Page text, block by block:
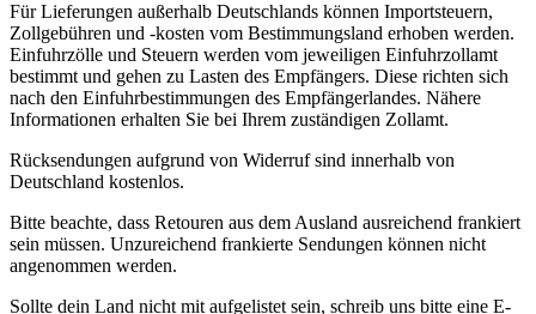
Für Lieferungen außerhalb Deutschlands können Importsteuern,
Zollgebühren und -kosten vom Bestimmungsland erhoben werden.
Einfuhrzölle und Steuern werden vom jeweiligen Einfuhrzollamt
bestimmt und gehen zu Lasten des Empfängers. Diese richten sich
nach den Einfuhrbestimmungen des Empfängerlandes. Nähere
Informationen erhalten Sie bei Ihrem zuständigen Zollamt.
Rücksendungen aufgrund von Widerruf sind innerhalb von
Deutschland kostenlos.
Bitte beachte, dass Retouren aus dem Ausland ausreichend frankiert
sein müssen. Unzureichend frankierte Sendungen können nicht
angenommen werden.
Sollte dein Land nicht mit aufgelistet sein, schreib uns bitte eine E-